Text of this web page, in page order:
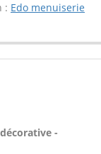
: Edo menuiserie
-